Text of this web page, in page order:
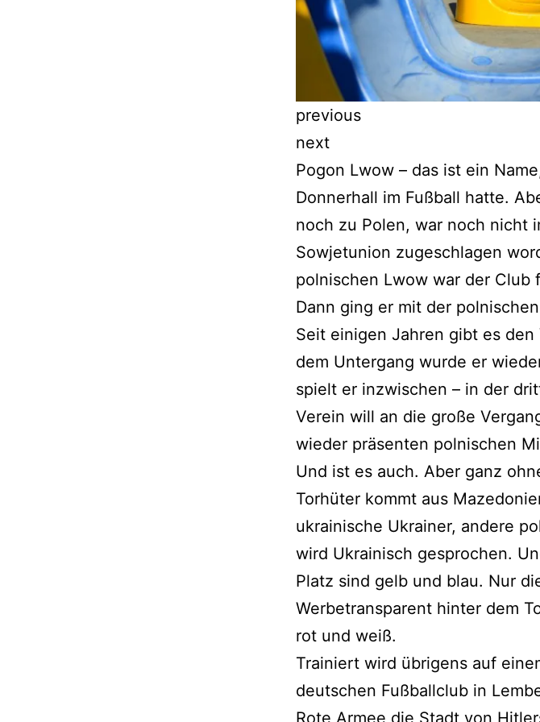
previous
next
Pogon Lwow – das ist ein
Donnerhall im Fußball hatte.
noch zu Polen, war noch nicht
Sowjetunion zugeschlagen
polnischen Lwow war der Club
Dann ging er mit der
Seit einigen Jahren gibt es
dem Untergang wurde er
spielt er inzwischen – in der
Verein will an die große
wieder präsenten polnischen
Und ist es auch. Aber ganz
Torhüter kommt aus
ukrainische Ukrainer, andere
wird Ukrainisch gesprochen.
Platz sind gelb und blau. Nur
Werbetransparent hinter dem
rot und weiß.
Trainiert wird übrigens auf
deutschen Fußballclub in